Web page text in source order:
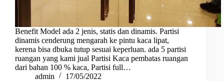
Benefit Model ada 2 jenis, statis dan dinamis. Partisi
dinamis cenderung mengarah ke pintu kaca lipat,
kerena bisa dbuka tutup sesuai keperluan. ada 5 partisi
ruangan yang kami jual Partisi Kaca pembatas ruangan
dari bahan 100 % kaca, Partisi full…
admin
17/05/2022